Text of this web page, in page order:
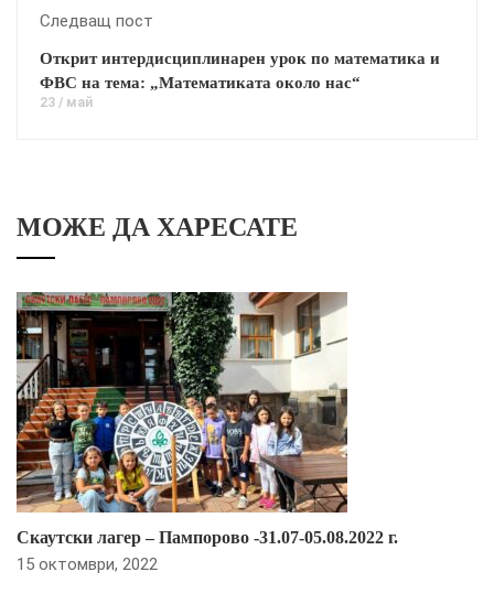
Следващ пост
Открит интердисциплинарен урок по математика и
ФВС на тема: „Математиката около нас“
23 / май
МОЖЕ ДА ХАРЕСАТЕ
Скаутски лагер – Пампорово -31.07-05.08.2022 г.
15 октомври, 2022